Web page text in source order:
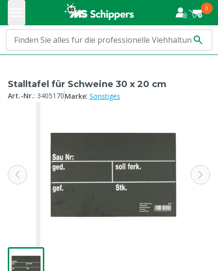
0
Stalltafel für Schweine 30 x 20 cm
Art.-Nr.: 3405170Marke: Sonstiges